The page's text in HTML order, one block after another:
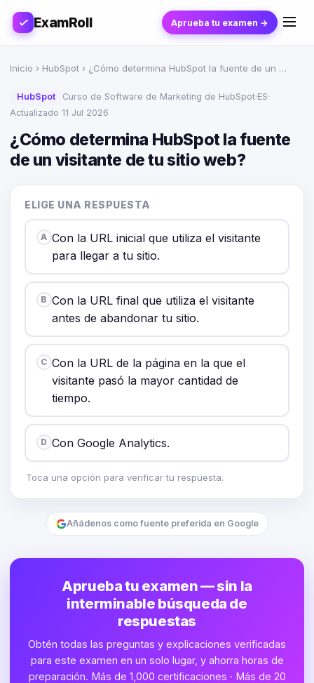
ExamRoll Aprueba tu examen →
Inicio › HubSpot › ¿Cómo determina HubSpot la fuente de un …
HubSpot Curso de Software de Marketing de HubSpot·ES·
Actualizado 11 Jul 2026
¿Cómo determina HubSpot la fuente
de un visitante de tu sitio web?
ELIGE UNA RESPUESTA
A Con la URL inicial que utiliza el visitante
para llegar a tu sitio.
B Con la URL final que utiliza el visitante
antes de abandonar tu sitio.
C Con la URL de la página en la que el
visitante pasó la mayor cantidad de
tiempo.
D Con Google Analytics.
Toca una opción para verificar tu respuesta.
Añádenos como fuente preferida en Google
Aprueba tu examen — sin la
interminable búsqueda de
respuestas
Obtén todas las preguntas y explicaciones verificadas
para este examen en un solo lugar, y ahorra horas de
preparación. Más de 1,000 certificaciones · Más de 20